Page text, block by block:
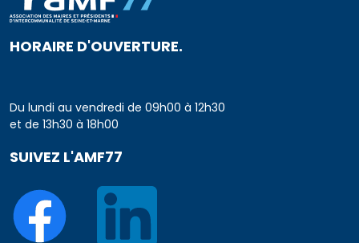
HORAIRE D'OUVERTURE.
Du lundi au vendredi de 09h00 à 12h30
et de 13h30 à 18h00
SUIVEZ L'AMF77